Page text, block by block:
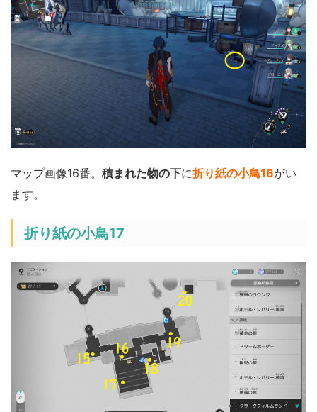
マップ画像16番。 積まれた物の下に折り紙の小鳥16がい
ます。
折り紙の小鳥17